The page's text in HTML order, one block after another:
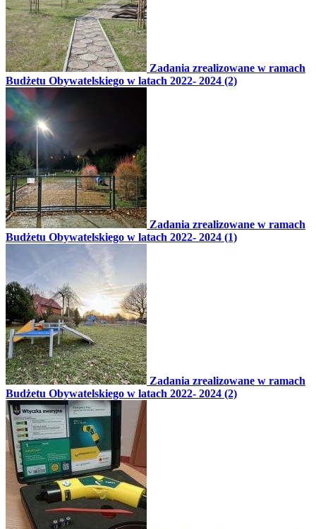
Zadania zrealizowane w ramach
Budżetu Obywatelskiego w latach 2022- 2024 (2)
Zadania zrealizowane w ramach
Budżetu Obywatelskiego w latach 2022- 2024 (1)
Zadania zrealizowane w ramach
Budżetu Obywatelskiego w latach 2022- 2024 (2)